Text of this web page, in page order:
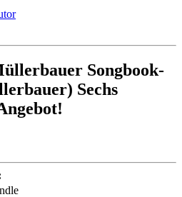
Songbook-
Sechs